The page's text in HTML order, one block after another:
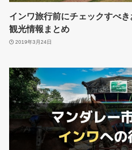
インワ旅行前にチェックすべ
観光情報まとめ
2019年3月24日